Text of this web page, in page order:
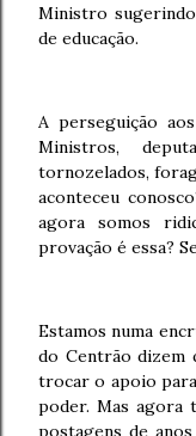
Ministro
de educação.
A perseguição
Ministros,
tornozelados,
aconteceu
agora somos
provação é essa?
Estamos numa
do Centrão dizem
trocar o apoio
poder. Mas agora
postagens de